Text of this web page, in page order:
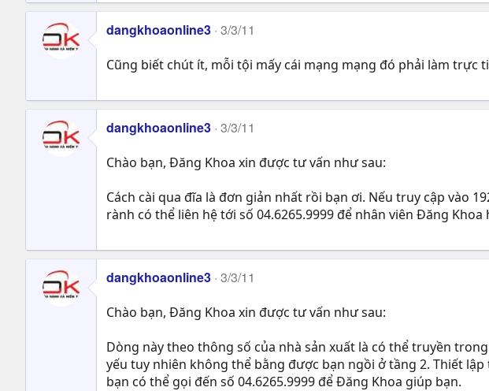
dangkhoaonline3 3/3/11
Cũng biết chút ít, mỗi tội mấy cái mạng mạng đó phải làm trực
dangkhoaonline3 3/3/11
Chào bạn, Đăng Khoa xin được tư vấn như sau:
Cách cài qua đĩa là đơn giản nhất rồi bạn ơi. Nếu truy cập vào
rành có thể liên hệ tới số 04.6265.9999 để nhân viên Đăng Khoa
dangkhoaonline3 3/3/11
Chào bạn, Đăng Khoa xin được tư vấn như sau:
Dòng này theo thông số của nhà sản xuất là có thể truyền
yếu tuy nhiên không thể bằng được bạn ngồi ở tầng 2. Thiết
bạn có thể gọi đến số 04.6265.9999 để Đăng Khoa giúp bạn.